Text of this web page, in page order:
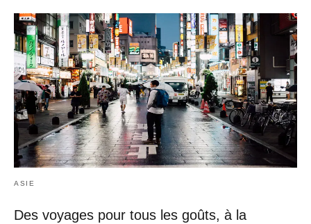
ASIE
Des voyages pour tous les goûts, à la